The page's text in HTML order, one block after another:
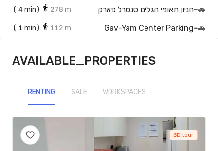
( 4min) 278 m חניון תאומי הגלים סנטרל פארק-🚗
( 1 min) 112 m Gav-Yam Center Parking-🚗
(2min) 190 m חניון בית לידר
( חניון מרכזים 2001 סנטרל פארק-🚗
AVAILABLE_PROPERTIES
RENTING SALE WORKSPACES
3D tour